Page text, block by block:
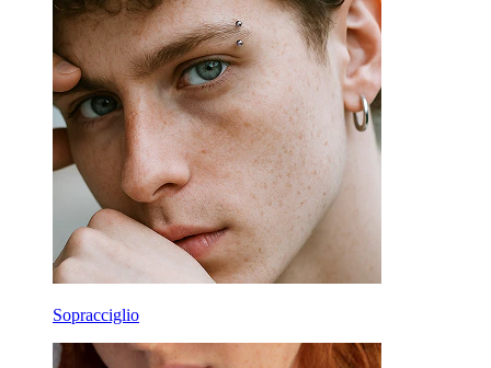
Sopracciglio